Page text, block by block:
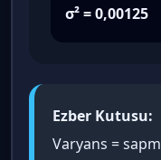
σ² = 0,00125
Ezber Kutusu:
Varyans =